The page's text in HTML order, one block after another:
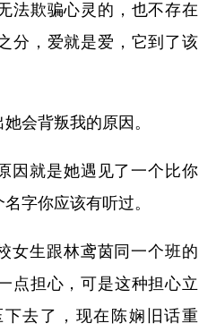
法欺骗心灵的，也不存在
分，爱就是爱，它到了该
会背叛我的原因。
因就是她遇见了一个比你
字你应该有听过。
女生跟林鸢茵同一个班的
点担心，可是这种担心立
去了，现在陈娴旧话重